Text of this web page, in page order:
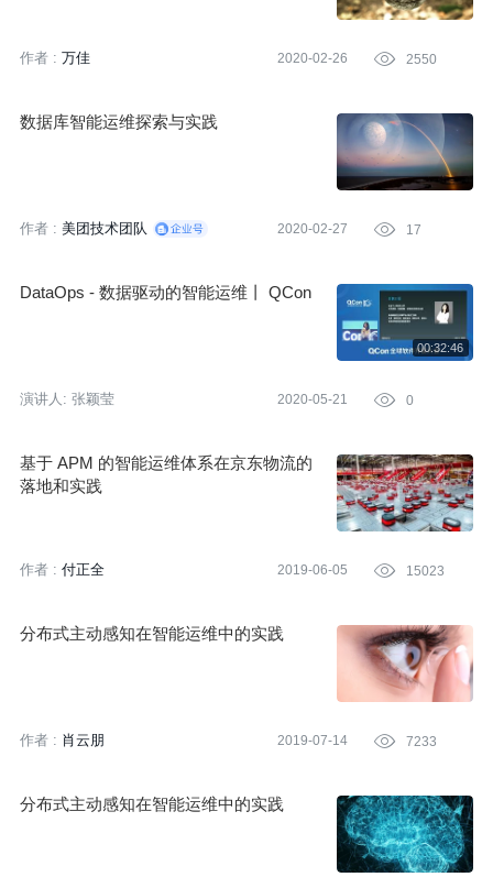
作者 : 万佳 2020-02-26  2550
数据库智能运维探索与实践
作者 : 美团技术团队 2020-02-27  17
DataOps - 数据驱动的智能运维丨 QCon
演讲人: 张颖莹 2020-05-21  0
基于 APM 的智能运维体系在京东物流的
落地和实践
作者 : 付正全 2019-06-05  15023
分布式主动感知在智能运维中的实践
作者 : 肖云朋 2019-07-14  7233
分布式主动感知在智能运维中的实践